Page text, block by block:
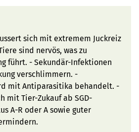
sich mit extremem Juckreiz
sind nervös, was zu
führt. - Sekundär-Infektionen
verschlimmern. -
mit Antiparasitika behandelt. -
mit Tier-Zukauf ab SGD-
A-R oder A sowie guter